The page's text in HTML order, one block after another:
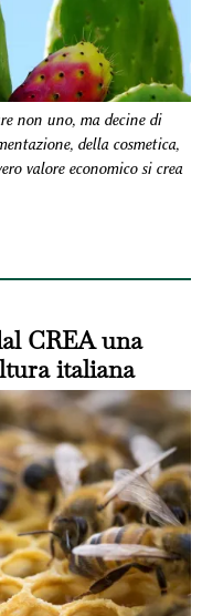
non uno, ma decine di
della cosmetica,
valore economico si crea
CREA una
italiana